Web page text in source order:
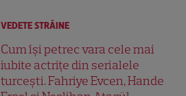
VEDETE STRĂINE
Cum își petrec vara cele mai
iubite actrițe din serialele
turcești. Fahriye Evcen, Hande